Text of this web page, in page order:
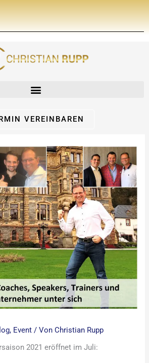
VEREINBAREN
, Event / VonChristian Rupp
2021 eröffnet im Juli: